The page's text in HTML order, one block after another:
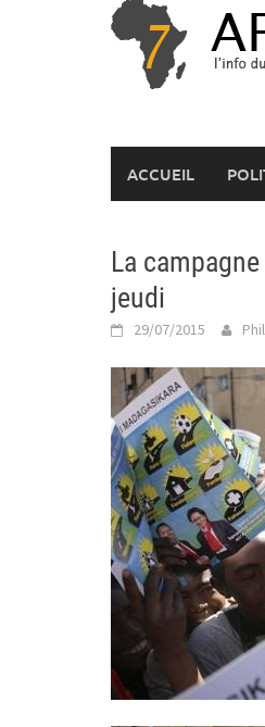
ACCUEIL
La
jeudi
29/07/2015